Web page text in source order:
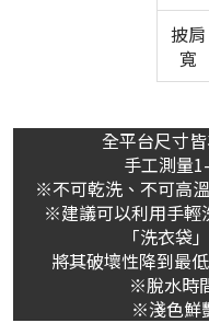
披肩
寬
全平台尺寸
手工測量
※不可乾洗、不可高
※建議可以利用手輕
「洗衣袋
將其破壞性降到最
※脫水時
※淺色鮮